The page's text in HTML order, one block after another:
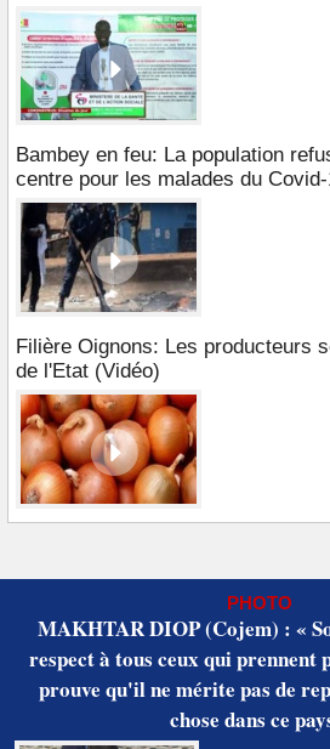
Bambey en feu: La population
centre pour les malades du
Filière Oignons: Les producteurs
de l'Etat (Vidéo)
PHOTO
MAKHTAR DIOP (Cojem) : «
respect à tous ceux qui prennent
prouve qu'il ne mérite pas de
chose dans ce